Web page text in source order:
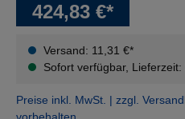
424,83 €*
Versand: 11,31 €*
Sofort verfügbar, Lieferzeit:
Preise inkl. MwSt. | zzgl.